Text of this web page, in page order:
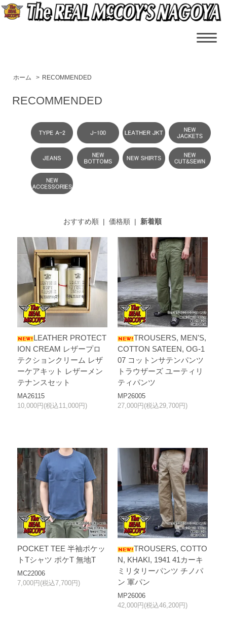
ホーム > RECOMMENDED
RECOMMENDED
おすすめ順| 価格順| 新着順
LEATHER PROTECT
ION CREAM レザープロ
テクションクリーム レザ
ーケアキット レザーメン
テナンスセット
MA26115
10,000円(税込11,000円)
TROUSERS, MEN'S,
COTTON SATEEN, OG-1
07 コットンサテンパンツ
トラウザーズ ユーティリ
ティパンツ
MP26005
27,000円(税込29,700円)
POCKET TEE 半袖ポケッ
トTシャツ ポケT 無地T
MC22006
7,000円(税込7,700円)
TROUSERS, COTTO
N, KHAKI, 1941 41カーキ
ミリタリーパンツ チノパ
ン 軍パン
MP26006
42,000円(税込46,200円)